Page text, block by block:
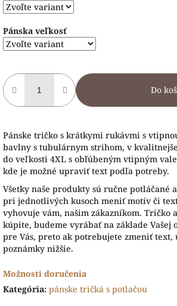
Pánska veľkosť
Do
Pánske tričko s krátkymi rukávmi s
bavlny s tubulárnym strihom, v
do veľkosti 4XL s obľúbeným vtipným
kde je možné upraviť text podľa potreby.
Všetky naše produkty sú ručne potláčané
pri jednotlivých kusoch meniť motív či
vyhovuje vám, našim zákazníkom. Tričko
kúpite, budeme vyrábať na základe Vašej
pre Vás, preto ak potrebujete zmeniť text,
poznámky nižšie.
Možnosti doručenia
Kategória: pánske tričká s potlačou